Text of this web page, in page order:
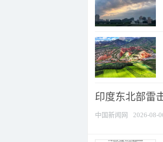
印度东北部雷
中国新闻网 2026-08-